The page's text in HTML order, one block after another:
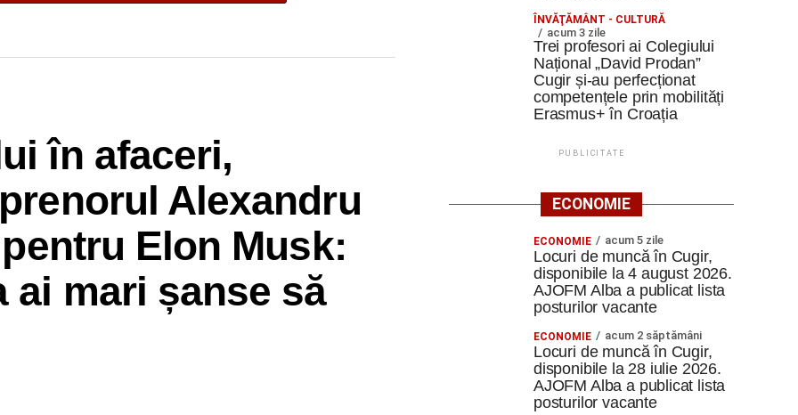
în afaceri,
Alexandru
Elon Musk:
ai mari șanse să
ÎNVĂŢĂMÂNT - CULTURĂ
acum 3 zile
Trei profesori ai Colegiului
Național „David Prodan”
Cugir și-au perfecționat
competențele prin mobilități
Erasmus+ în Croația
PUBLICITATE
ECONOMIE
ECONOMIE acum 5 zile
Locuri de muncă în Cugir,
disponibile la 4 august 2026.
AJOFM Alba a publicat lista
posturilor vacante
ECONOMIE acum 2 săptămâni
Locuri de muncă în Cugir,
disponibile la 28 iulie 2026.
AJOFM Alba a publicat lista
posturilor vacante